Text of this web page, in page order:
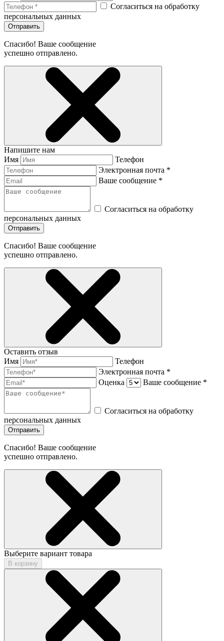
Согласиться на обработку
персональных данных
Отправить
Спасибо! Ваше сообщение
успешно отправлено.
Напишите нам
Имя
Телефон
Электронная почта *
Ваше сообщение *
Согласиться на обработку
персональных данных
Отправить
Спасибо! Ваше сообщение
успешно отправлено.
Оставить отзыв
Имя
Телефон
Электронная почта *
Оценка
Ваше сообщение *
Согласиться на обработку
персональных данных
Отправить
Спасибо! Ваше сообщение
успешно отправлено.
Выберите вариант товара
В корзину